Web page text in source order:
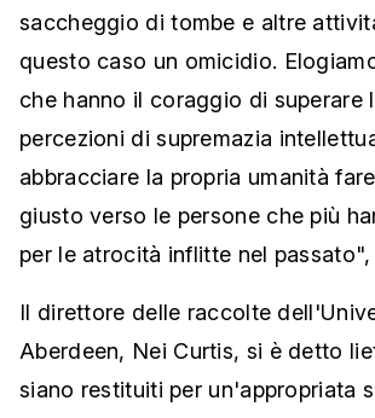
saccheggio di tombe e altre
questo caso un omicidio.
che hanno il coraggio di superare
percezioni di supremazia
abbracciare la propria umanità
giusto verso le persone che più
per le atrocità inflitte nel
Il direttore delle raccolte
Aberdeen, Nei Curtis, si è detto
siano restituiti per un'appropriata